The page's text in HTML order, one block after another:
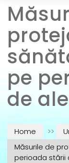
pe
de
Home >>
Măsurile de
perioada stării